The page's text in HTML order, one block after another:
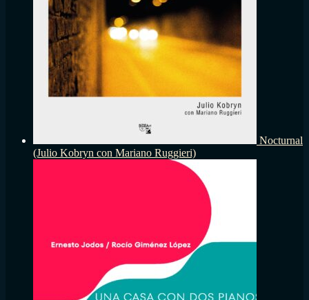
Nocturnal
(Julio Kobryn con Mariano Ruggieri)